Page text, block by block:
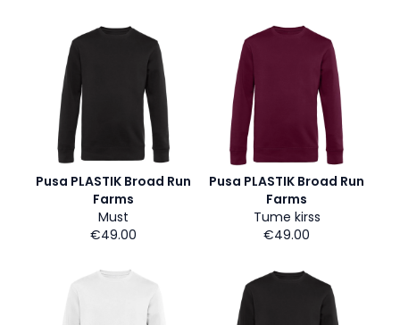
Pusa PLASTIK Broad Run
Farms
Must
€49.00
Pusa PLASTIK Broad Run
Farms
Tume kirss
€49.00